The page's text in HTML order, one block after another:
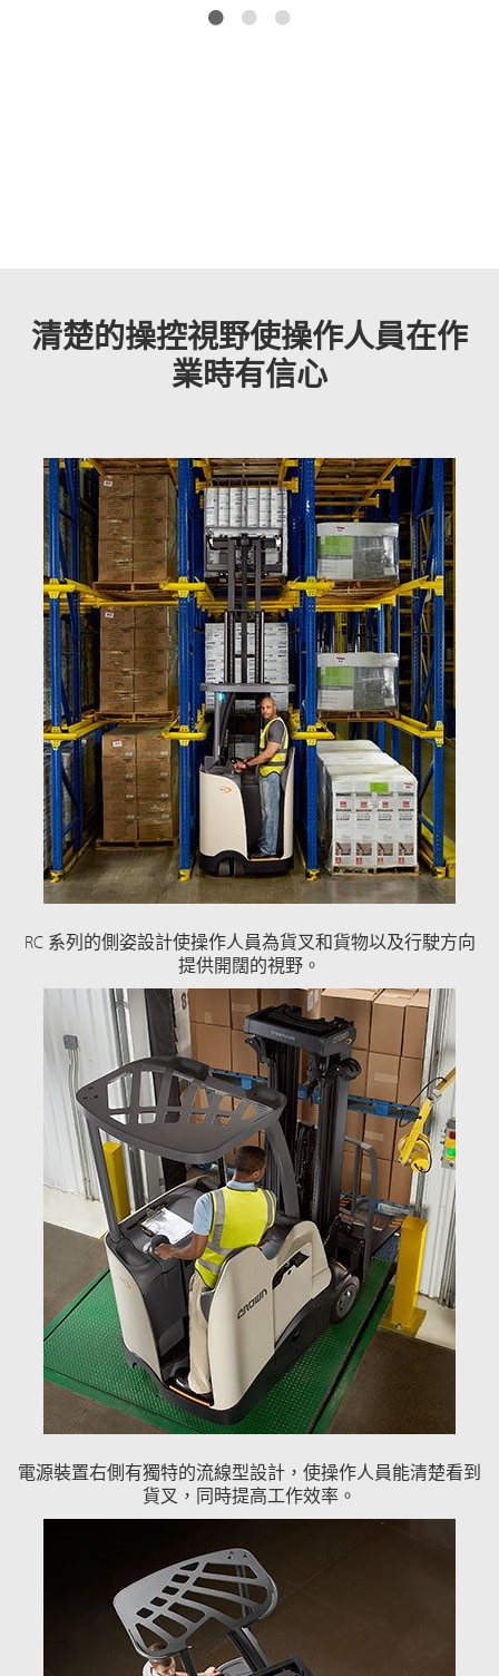
清楚的操控視野使操作人員在作
業時有信心
RC 系列的側姿設計使操作人員為貨叉和貨物以及行駛方向
提供開闊的視野。
電源裝置右側有獨特的流線型設計，使操作人員能清楚看到
貨叉，同時提高工作效率。